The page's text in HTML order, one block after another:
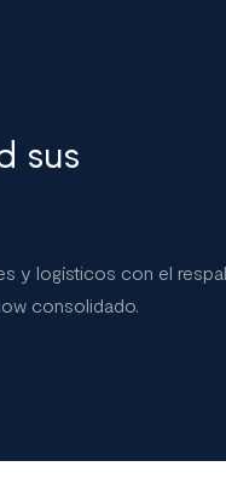
sus
y logísticos con el
consolidado.